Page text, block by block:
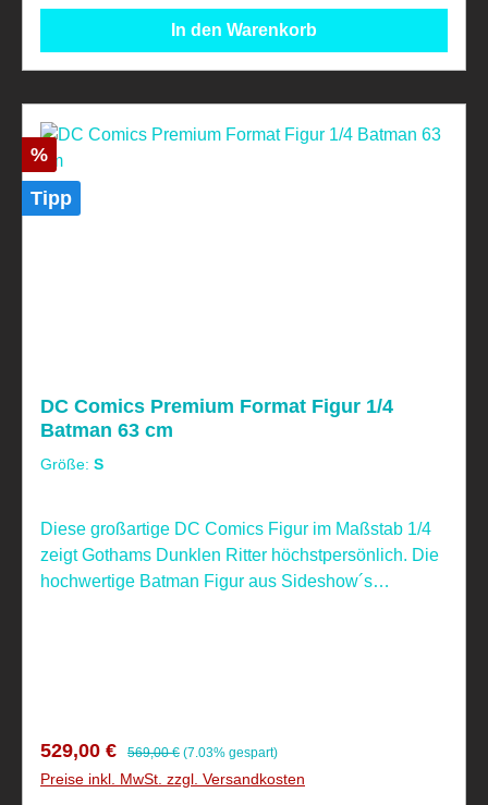
verschluckbarer Kleinteile!
In den Warenkorb
Rabatt
%
Tipp
DC Comics Premium Format Figur 1/4
Batman 63 cm
Größe: S
Diese großartige DC Comics Figur im Maßstab 1/4
zeigt Gothams Dunklen Ritter höchstpersönlich. Die
hochwertige Batman Figur aus Sideshow´s
Kleinteile!
Verkaufspreis:
529,00 € Regulärer Preis:
569,00 € (7.03% gespart)
Preise inkl. MwSt. zzgl. Versandkosten